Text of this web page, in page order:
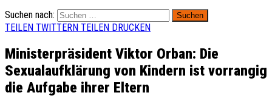
Suchen nach:
TEILEN TWITTERN TEILEN DRUCKEN
Ministerpräsident Viktor Orban: Die
Sexualaufklärung von Kindern ist vorrangig
die Aufgabe ihrer Eltern